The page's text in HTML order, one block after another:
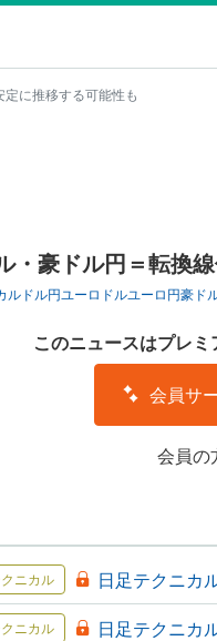
に推移する可能性も
・豪ドル円＝転換
ル ドル円ユーロドルユーロ円豪ド
このニュースはプレミ
会員サ
会員の
日足テクニカ
日足テクニカ